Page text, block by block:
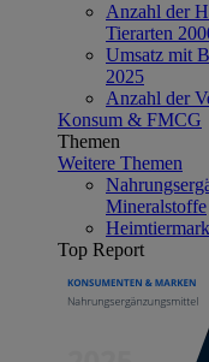
Anzahl der
Tierarten
Umsatz mit
2025
Anzahl der
Konsum & FMCG
Themen
Weitere Themen
Mineralstoffe
Top Report